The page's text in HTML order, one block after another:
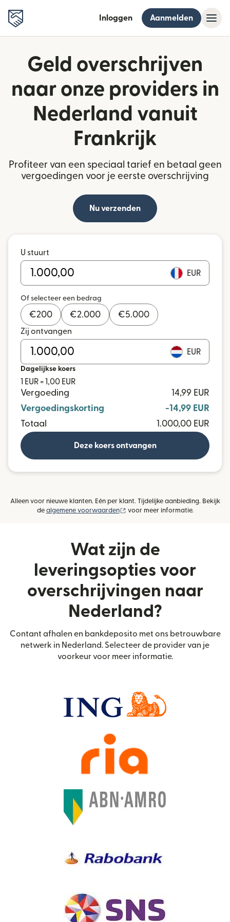
Inloggen Aanmelden
Geld overschrijven
naar onze providers in
Nederland vanuit
Frankrijk
Profiteer van een speciaal tarief en betaal geen
vergoedingen voor je eerste overschrijving
Nu verzenden
U stuurt
EUR
Of selecteer een bedrag
€200 €2.000 €5.000
Zij ontvangen
EUR
Dagelijkse koers
1 EUR = 1,00 EUR
Vergoeding
14,99 EUR
Vergoedingskorting
-14,99 EUR
Totaal
1.000,00 EUR
Deze koers ontvangen
Alleen voor nieuwe klanten. Eén per klant. Tijdelijke aanbieding. Bekijk
de algemene voorwaarden (wordt geopend in een nieuw
voor meer informatie.
Wat zijn de
leveringsopties voor
overschrijvingen naar
Nederland?
Contant afhalen en bankdeposito met ons betrouwbare
netwerk in Nederland. Selecteer de provider van je
voorkeur voor meer informatie.